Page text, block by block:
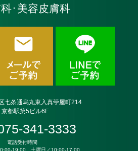
･美容皮膚科
七条通烏丸東入真苧屋町214
京都駅第5ビル6F
341-3333
電話受付時間
19:00 土曜日／10:00-17:00